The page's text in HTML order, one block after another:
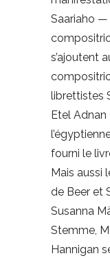
Saariaho —
s’ajoutent
librettistes
Etel Adnan
fourni le
Mais aussi
de Beer et
Susanna
Stemme,
Hannigan